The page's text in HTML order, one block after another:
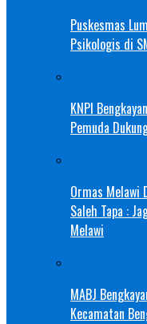
Puskesmas
Psikologis di
KNPI
Pemuda
Ormas Melawi
Saleh Tapa :
Melawi
MABJ
Kecamatan